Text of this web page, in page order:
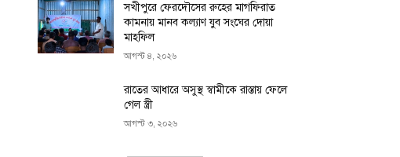
সখীপুরে ফেরদৌসের রুহের মাগফিরাত
কামনায় মানব কল্যাণ যুব সংঘের দোয়া
মাহফিল
আগস্ট ৪, ২০২৬
রাতের আধারে অসুস্থ স্বামীকে রাস্তায় ফেলে
গেল স্ত্রী
আগস্ট ৩, ২০২৬